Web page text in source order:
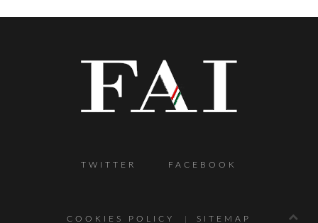
TWITTER FACEBOOK
COOKIES POLICY SITEMAP